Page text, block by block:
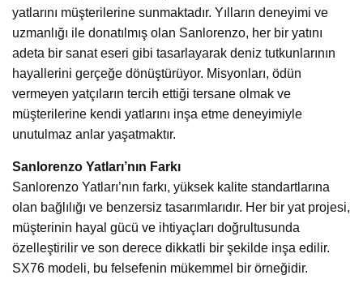
yatlarını müşterilerine sunmaktadır. Yılların deneyimi ve
uzmanlığı ile donatılmış olan Sanlorenzo, her bir yatını
adeta bir sanat eseri gibi tasarlayarak deniz tutkunlarının
hayallerini gerçeğe dönüştürüyor. Misyonları, ödün
vermeyen yatçıların tercih ettiği tersane olmak ve
müşterilerine kendi yatlarını inşa etme deneyimiyle
unutulmaz anlar yaşatmaktır.
Sanlorenzo Yatları’nın Farkı
Sanlorenzo Yatları’nın farkı, yüksek kalite standartlarına
olan bağlılığı ve benzersiz tasarımlarıdır. Her bir yat projesi,
müşterinin hayal gücü ve ihtiyaçları doğrultusunda
özelleştirilir ve son derece dikkatli bir şekilde inşa edilir.
SX76 modeli, bu felsefenin mükemmel bir örneğidir.